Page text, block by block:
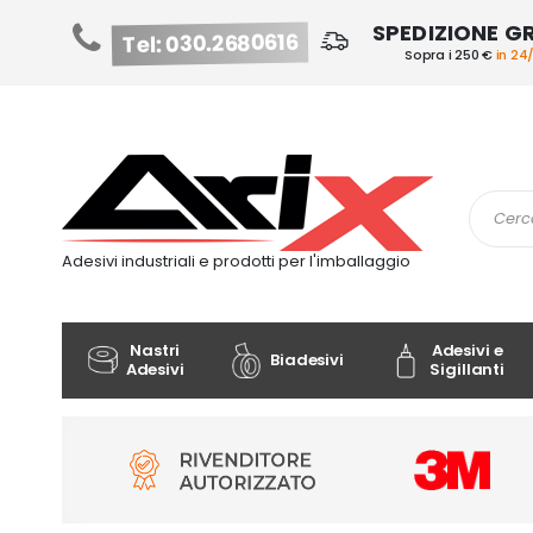
Tel: 030.2680616 SPEDIZIONE
Sopra i 250 €in
contenuto
Adesivi industriali e prodotti per l'imballaggio
Cerca
Nastri
Adesivi
Biadesivi
Adesivi e
Sigillanti